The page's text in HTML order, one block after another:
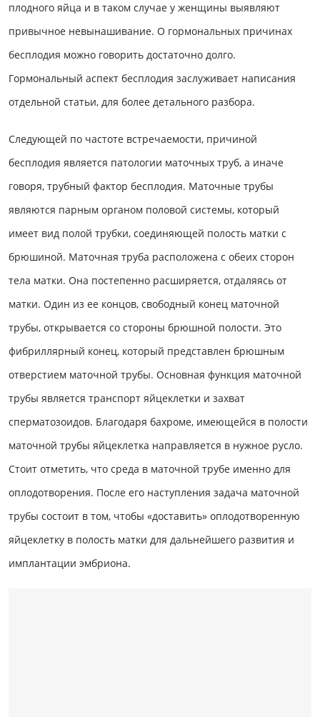
плодного яйца и в таком случае у женщины выявляют
привычное невынашивание. О гормональных причинах
бесплодия можно говорить достаточно долго.
Гормональный аспект бесплодия заслуживает написания
отдельной статьи, для более детального разбора.
Следующей по частоте встречаемости, причиной
бесплодия является патологии маточных труб, а иначе
говоря, трубный фактор бесплодия. Маточные трубы
являются парным органом половой системы, который
имеет вид полой трубки, соединяющей полость матки с
брюшиной. Маточная труба расположена с обеих сторон
тела матки. Она постепенно расширяется, отдаляясь от
матки. Один из ее концов, свободный конец маточной
трубы, открывается со стороны брюшной полости. Это
фибриллярный конец, который представлен брюшным
отверстием маточной трубы. Основная функция маточной
трубы является транспорт яйцеклетки и захват
сперматозоидов. Благодаря бахроме, имеющейся в полости
маточной трубы яйцеклетка направляется в нужное русло.
Стоит отметить, что среда в маточной трубе именно для
оплодотворения. После его наступления задача маточной
трубы состоит в том, чтобы «доставить» оплодотворенную
яйцеклетку в полость матки для дальнейшего развития и
имплантации эмбриона.